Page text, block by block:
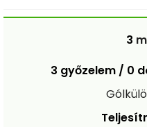
3
3 győzelem / 0